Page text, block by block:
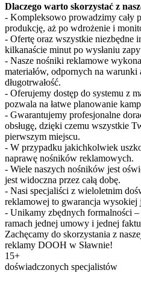
Dlaczego warto skorzystać z
- Kompleksowo prowadzimy cały
produkcję, aż po wdrożenie i
- Ofertę oraz wszystkie niezbędne
kilkanaście minut po wysłaniu
- Nasze nośniki reklamowe
materiałów, odpornych na
długotrwałość.
- Oferujemy dostęp do systemu z
pozwala na łatwe planowanie
- Gwarantujemy profesjonalne
obsługę, dzięki czemu wszystkie
pierwszym miejscu.
- W przypadku jakichkolwiek
naprawę nośników reklamowych.
- Wiele naszych nośników jest
jest widoczna przez całą dobę.
- Nasi specjaliści z wieloletnim
reklamowej to gwarancja wysokiej
- Unikamy zbędnych formalności –
ramach jednej umowy i jednej
Zachęcamy do skorzystania z
reklamy DOOH w Sławnie!
15+
doświadczonych specjalistów